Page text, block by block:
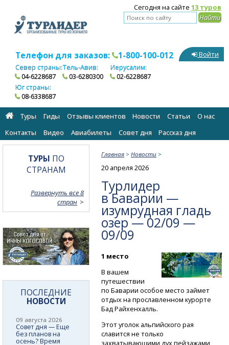
Сегодня на сайте 13 туров
Телефон для заказов: 1-800-100-012
Север страны:
04-6228687
Тель-Авив:
03-6280300
Иерусалим:
02-6228687
Юг страны:
08-6338687
Войти
Туры Гиды Отзывы клиентов Новости Статьи
О нас
Контакты
Видео Авиабилеты Cовет дня Рассказ дня
Главная >Новости >
20 апреля 2026
Турлидер
в Баварии —
изумрудная гладь
озер — 02/09 —
09/09
1 место
В вашем
путешествии
по Баварии особое место займет
отдых на прославленном курорте
Бад Райхенхалль.
Этот уголок альпийского рая
славится не только
захватывающими дух пейзажами,
ТУРЫ ПО
СТРАНАМ
Развернуть все 8
стран
ПОСЛЕДНИЕ
НОВОСТИ
09 августа 2026
Совет дня — Еще
без планов на
осень? Время